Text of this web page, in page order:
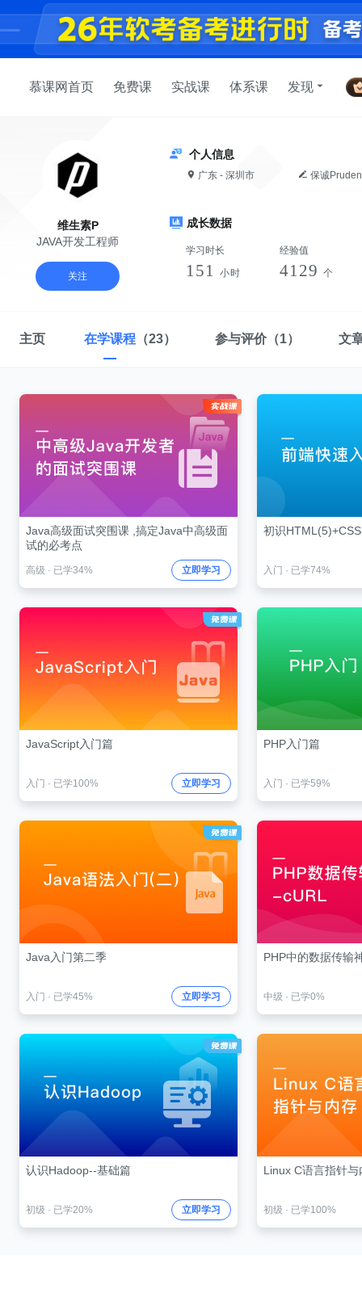
慕课网首页 免费课 实战课 体系课 发现
维生素P
JAVA开发工程师
关注
个人信息
广东 - 深圳市 保诚
成长数据
学习时长
151 小时
经验值
4129 个
主页 在学课程 （23） 参与评价（1） 文
Java高级面试突围课 ,搞定Java中高级面
试的必考点
高级 · 已学34% 立即学习
初识
入门 · 已学74%
JavaScript入门篇
入门 · 已学100% 立即学习
PHP入门篇
入门 · 已学59%
Java入门第二季
入门 · 已学45% 立即学习
PHP中的数据传输
中级 · 已学0%
认识Hadoop--基础篇
初级 · 已学20% 立即学习
Linux C语言指针与
初级 · 已学100%